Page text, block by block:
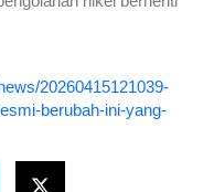
20260415121039-
berubah-ini-yang-